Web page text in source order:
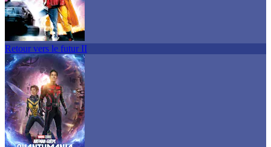
Retour vers le futur II